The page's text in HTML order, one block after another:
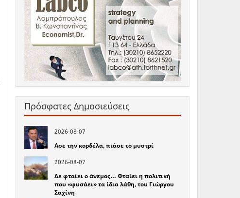
Πρόσφατες Δημοσιεύσεις
2026-08-07
Ασε την κορδέλα, πιάσε το μυστρί
2026-08-07
Δε φταίει ο άνεμος… Φταίει η πολιτική
που «φυσάει» τα ίδια λάθη, του Γιώργου
Σαχίνη